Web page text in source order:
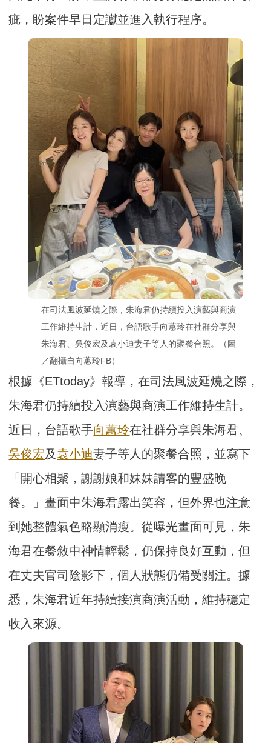
疵，盼案件早日定讞並進入執行程序。
在司法風波延燒之際，朱海君仍持續投入演藝與商演
工作維持生計，近日，台語歌手向蕙玲在社群分享與
朱海君、吳俊宏及袁小迪妻子等人的聚餐合照。（圖
／翻攝自向蕙玲FB）
根據《ETtoday》報導，在司法風波延燒之際，
朱海君仍持續投入演藝與商演工作維持生計。
近日，台語歌手向蕙玲在社群分享與朱海君、
吳俊宏及袁小迪妻子等人的聚餐合照，並寫下
「開心相聚，謝謝娘和妹妹請客的豐盛晚
餐。」畫面中朱海君露出笑容，但外界也注意
到她整體氣色略顯消瘦。從曝光畫面可見，朱
海君在餐敘中神情輕鬆，仍保持良好互動，但
在丈夫官司陰影下，個人狀態仍備受關注。據
悉，朱海君近年持續接演商演活動，維持穩定
收入來源。